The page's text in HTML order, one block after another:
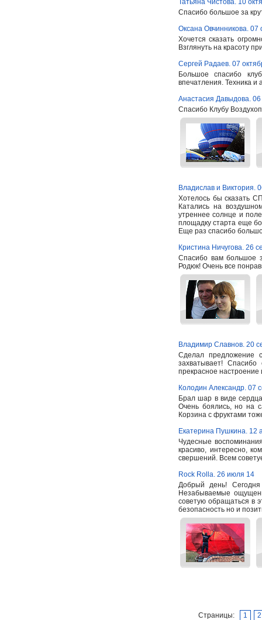
Татьяна Чистова. 10
Спасибо большое за
Оксана Овчинникова. 07
Хочется сказать
Взглянуть на красоту
Сергей Радаев. 07
Большое спасибо
впечатления. Техника и
Анастасия Давыдова. 06
Спасибо Клубу
Владислав и Виктория.
Хотелось бы сказать
Катались на
утреннее солнце и
площадку старта еще
Еще раз спасибо
Кристина Ничугова. 26
Спасибо вам большое
Родюк! Очень все
Владимир Славнов. 20
Сделал предложение
захватывает!
прекрасное
Колодин Александр. 07
Брал шар в виде
Очень боялись, но на
Корзина с фруктами
Екатерина Пушкина. 12
Чудесные
красиво, интересно,
свершений. Всем
Rock Rolla. 26 июля 14
Добрый день!
Незабываемые
советую обращаться в
безопасность но и
Страницы: 1 2